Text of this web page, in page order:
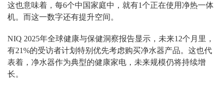
这也意味着，每6个中国家庭中，就有1个正在使用净热一体
机。而这一数字还有提升空间。
NIQ 2025年全球健康与保健洞察报告显示，未来12个月里，
有21%的受访者计划特别优先考虑购买净水器产品。这也代
表着，净水器作为典型的健康家电，未来规模仍将持续增
长。